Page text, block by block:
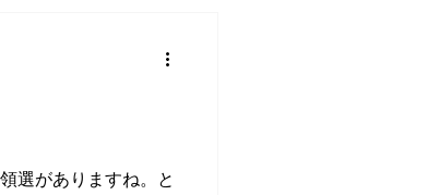
選がありますね。と